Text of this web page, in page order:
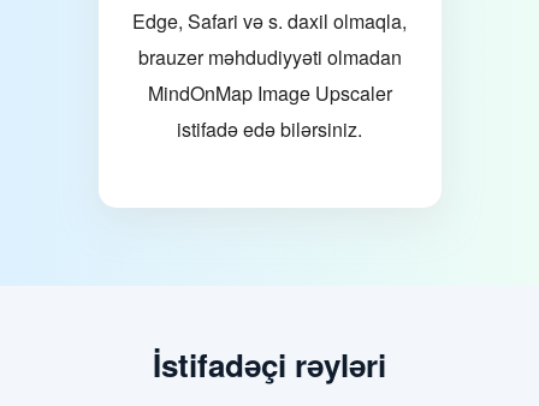
Edge, Safari və s. daxil olmaqla,
brauzer məhdudiyyəti olmadan
MindOnMap Image Upscaler
istifadə edə bilərsiniz.
İstifadəçi rəyləri